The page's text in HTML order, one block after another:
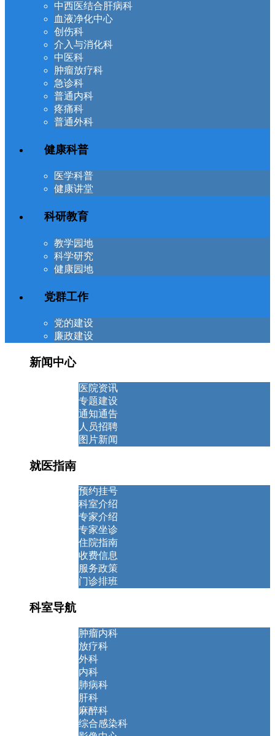
中西医结合肝病科
血液净化中心
创伤科
介入与消化科
中医科
肿瘤放疗科
急诊科
普通内科
疼痛科
普通外科
健康科普
医学科普
健康讲堂
科研教育
教学园地
科学研究
健康园地
党群工作
党的建设
廉政建设
新闻中心
医院资讯
专题建设
通知通告
人员招聘
图片新闻
就医指南
预约挂号
科室介绍
专家介绍
专家坐诊
住院指南
收费信息
服务政策
门诊排班
科室导航
肿瘤内科
放疗科
外科
内科
肺病科
肝科
麻醉科
综合感染科